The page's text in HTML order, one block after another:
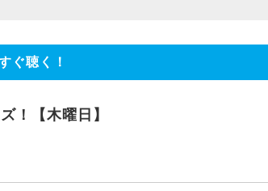
ぐ聴く！
！【木曜日】